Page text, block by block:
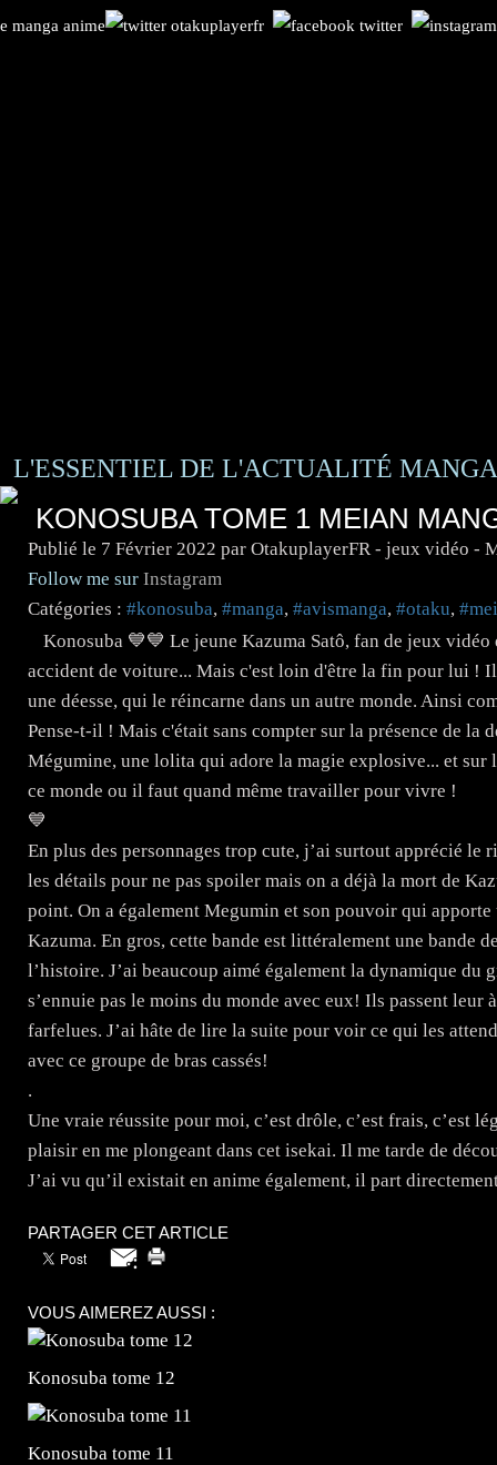
L'ESSENTIEL DE L'ACTUALITÉ
KONOSUBA TOME 1 MEIAN
Publié le 7 Février 2022 par OtakuplayerFR - jeux vidéo -
Follow me sur Instagram
Catégories : #konosuba, #manga, #avismanga, #otaku,
Konosuba 💙💙 Le jeune Kazuma Satô, fan de jeux
accident de voiture... Mais c'est loin d'être la fin pour lui !
une déesse, qui le réincarne dans un autre monde. Ainsi
Pense-t-il ! Mais c'était sans compter sur la présence de la
Mégumine, une lolita qui adore la magie explosive... et
ce monde ou il faut quand même travailler pour vivre !
💙
En plus des personnages trop cute, j’ai surtout apprécié
les détails pour ne pas spoiler mais on a déjà la mort de
point. On a également Megumin et son pouvoir qui
Kazuma. En gros, cette bande est littéralement une bande
l’histoire. J’ai beaucoup aimé également la dynamique du
s’ennuie pas le moins du monde avec eux! Ils passent
farfelues. J’ai hâte de lire la suite pour voir ce qui les
avec ce groupe de bras cassés!
.
Une vraie réussite pour moi, c’est drôle, c’est frais, c’est
plaisir en me plongeant dans cet isekai. Il me tarde de
J’ai vu qu’il existait en anime également, il part
PARTAGER CET ARTICLE
VOUS AIMEREZ AUSSI :
Konosuba tome 12
Konosuba tome 11